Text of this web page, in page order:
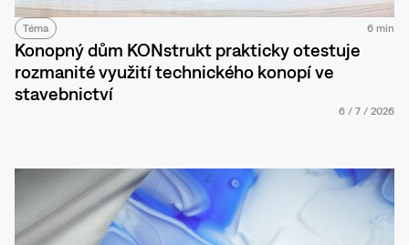
Téma 6 min
Konopný dům KONstrukt prakticky otestuje
rozmanité využití technického konopí ve
stavebnictví
6 / 7 / 2026